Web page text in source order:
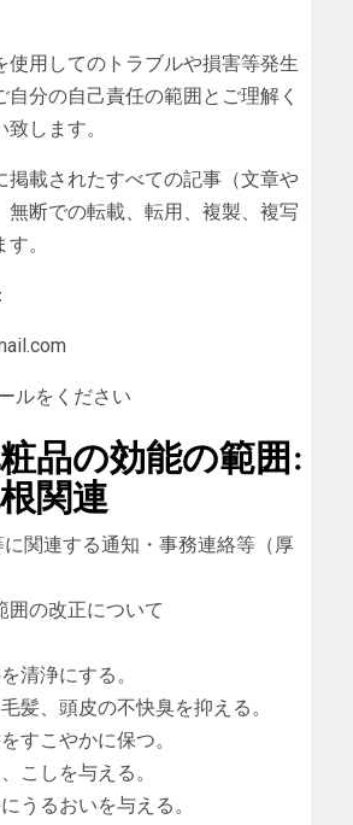
使用してのトラブルや損害等発生
自分の自己責任の範囲とご理解く
します。
掲載されたすべての記事（文章や
無断での転載、転用、複製、複写
。
ルをください
品の効能の範囲:
関連
関連する通知・事務連絡等（厚
囲の改正について
清浄にする。
髪、頭皮の不快臭を抑える。
すこやかに保つ。
こしを与える。
うるおいを与える。